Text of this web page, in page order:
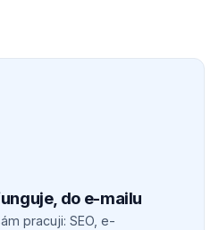
do e-mailu
pracuji: SEO, e-